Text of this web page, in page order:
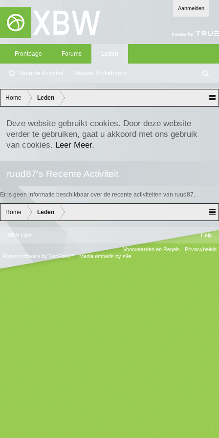
Aanmelden
Frontpage Forums Leden
Recente Activiteit Nieuwe Profielposts ...
oe
ke
n
Home Leden
Deze website gebruikt cookies. Door deze website
verder te gebruiken, gaat u akkoord met ons gebruik
van cookies. Leer Meer.
ruud87's Recente Activiteit
Er is geen informatie beschikbaar over de recente activiteiten van ruud87.
Home Leden
XBW Light Help
Voorwaarden en Regels
Privacybeleid
Forum software by XenForo™|Media embeds by s9e